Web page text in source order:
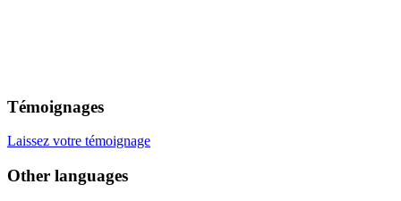
Témoignages
Laissez votre témoignage
Other languages